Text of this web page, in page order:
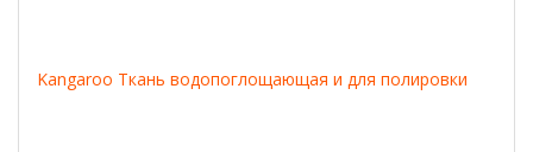
Kangaroo Ткань водопоглощающая и для полировки